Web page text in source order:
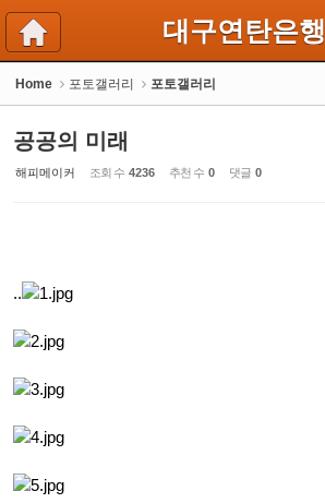
대구연탄은행
Home 포토갤러리 포토갤러리
공공의 미래
해피메이커 조회 수 4236 추천 수 0 댓글 0
..